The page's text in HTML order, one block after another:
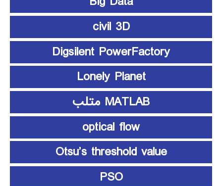
civil 3D
Digsilent PowerFactory
Lonely Planet
MATLAB متلب
optical flow
Otsu’s threshold value
PSO